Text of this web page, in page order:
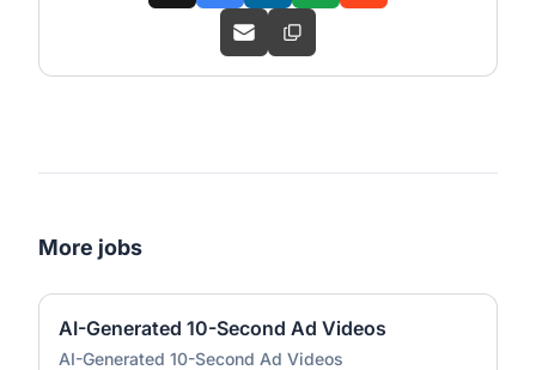
More jobs
AI-Generated 10-Second Ad Videos
AI-Generated 10-Second Ad Videos